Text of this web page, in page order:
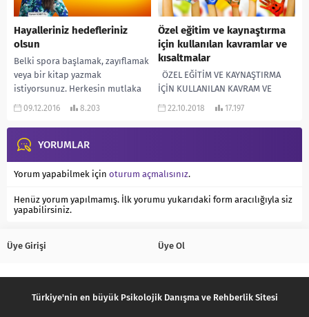
Hayalleriniz hedefleriniz
olsun
Belki spora başlamak, zayıflamak
veya bir kitap yazmak
istiyorsunuz. Herkesin mutlaka
gerçekleştirmek istediği bir
sizin...
09.12.2016 8.203
Özel eğitim ve kaynaştırma
için kullanılan kavramlar ve
kısaltmalar
ÖZEL EĞİTİM VE KAYNAŞTIRMA
İÇİN KULLANILAN KAVRAM VE
KISALTMALAR Merhaba arkadaşlar.
konularında bazen bazı durum,...
22.10.2018 17.197
YORUMLAR
Yorum yapabilmek için oturum açmalısınız.
Henüz yorum yapılmamış. İlk yorumu yukarıdaki form aracılığıyla siz
yapabilirsiniz.
Üye Girişi Üye Ol
Türkiye'nin en büyük Psikolojik Danışma ve Rehberlik Sitesi